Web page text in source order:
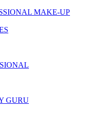
MAKE-UP
GURU